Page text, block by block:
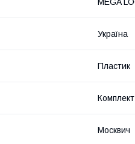
Україна
Пластик
Комплект
Москвич